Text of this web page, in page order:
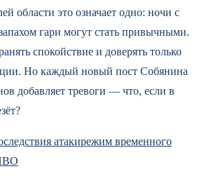
области это означает одно: ночи с
гари могут стать привычными.
спокойствие и доверять только
Но каждый новый пост Собянина
добавляет тревоги — что, если в
атакирежим временного